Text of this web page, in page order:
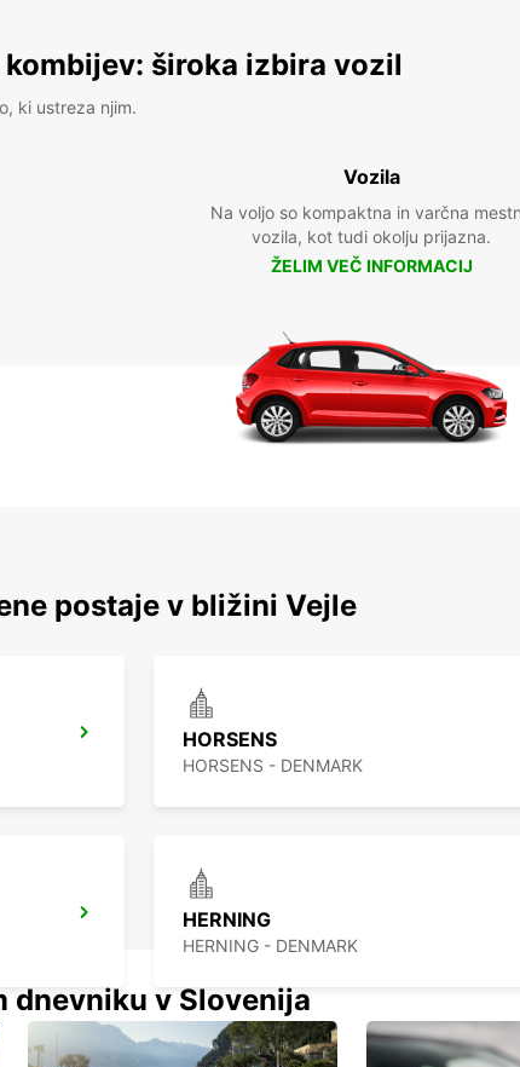
široka izbira vozil
ki ustreza njim.
Vozila
Na voljo so kompaktna in varčna
vozila, kot tudi okolju prijazna.
ŽELIM VEČ INFORMACIJ
postaje v bližini Vejle
HORSENS
HORSENS - DENMARK
HERNING
HERNING - DENMARK
dnevniku v Slovenija